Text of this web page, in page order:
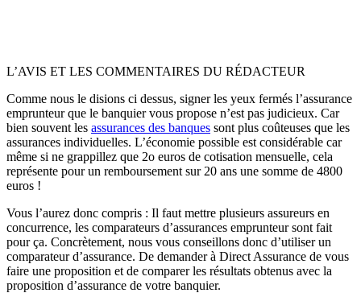
L’AVIS ET LES COMMENTAIRES DU RÉDACTEUR
Comme nous le disions ci dessus, signer les yeux fermés l’assurance
emprunteur que le banquier vous propose n’est pas judicieux. Car
bien souvent les assurances des banques sont plus coûteuses que les
assurances individuelles. L’économie possible est considérable car
même si ne grappillez que 2o euros de cotisation mensuelle, cela
représente pour un remboursement sur 20 ans une somme de 4800
euros !
Vous l’aurez donc compris : Il faut mettre plusieurs assureurs en
concurrence, les comparateurs d’assurances emprunteur sont fait
pour ça. Concrètement, nous vous conseillons donc d’utiliser un
comparateur d’assurance. De demander à Direct Assurance de vous
faire une proposition et de comparer les résultats obtenus avec la
proposition d’assurance de votre banquier.